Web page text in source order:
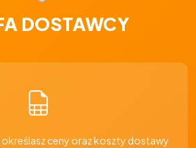
DOSTAWCY
ceny oraz koszty dostawy